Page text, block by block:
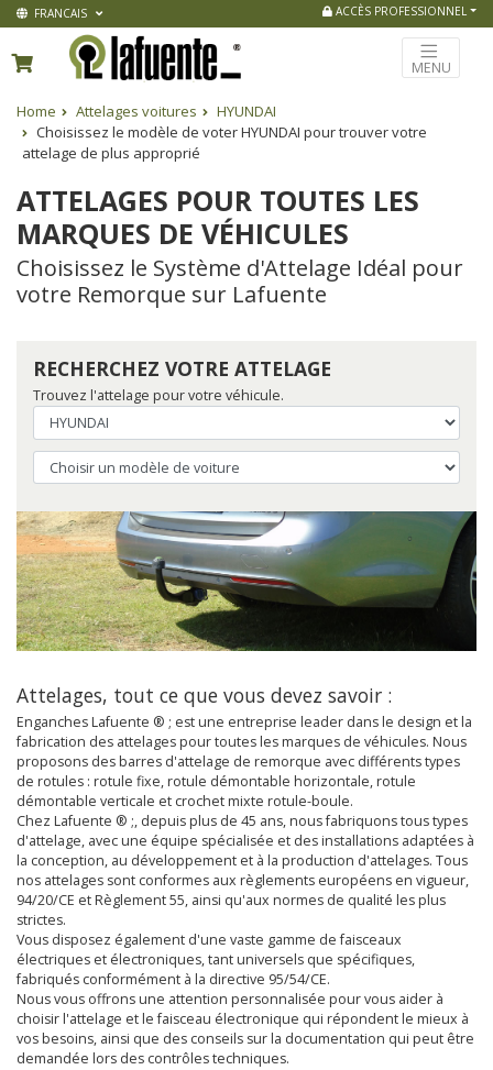
FRANCAIS ACCÈS PROFESSIONNEL
MENU
Home Attelages voitures
HYUNDAI
Choisissez le modèle de voter HYUNDAI pour trouver votre
attelage de plus approprié
ATTELAGES POUR TOUTES LES
MARQUES DE VÉHICULES
Choisissez le Système d'Attelage Idéal pour
votre Remorque sur Lafuente
RECHERCHEZ VOTRE ATTELAGE
Trouvez l'attelage pour votre véhicule.
Attelages, tout ce que vous devez savoir :
Enganches Lafuente ® ; est une entreprise leader dans le design et la
fabrication des attelages pour toutes les marques de véhicules. Nous
proposons des barres d'attelage de remorque avec différents types
de rotules : rotule fixe, rotule démontable horizontale, rotule
démontable verticale et crochet mixte rotule-boule.
Chez Lafuente ® ;, depuis plus de 45 ans, nous fabriquons tous types
d'attelage, avec une équipe spécialisée et des installations adaptées à
la conception, au développement et à la production d'attelages. Tous
nos attelages sont conformes aux règlements européens en vigueur,
94/20/CE et Règlement 55, ainsi qu'aux normes de qualité les plus
strictes.
Vous disposez également d'une vaste gamme de faisceaux
électriques et électroniques, tant universels que spécifiques,
fabriqués conformément à la directive 95/54/CE.
Nous vous offrons une attention personnalisée pour vous aider à
choisir l'attelage et le faisceau électronique qui répondent le mieux à
vos besoins, ainsi que des conseils sur la documentation qui peut être
demandée lors des contrôles techniques.